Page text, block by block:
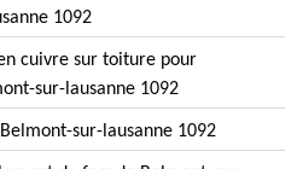
1092
cuivre sur toiture pour
sur-lausanne 1092
sur-lausanne 1092